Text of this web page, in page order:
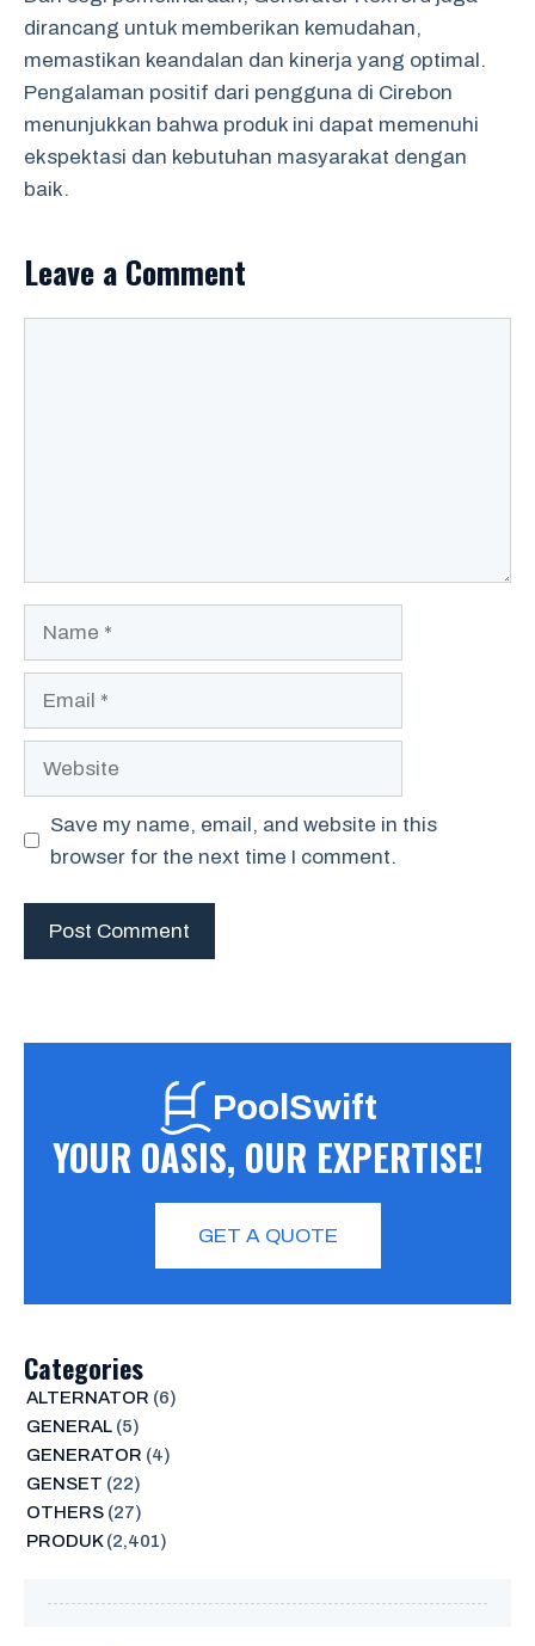
dirancang untuk memberikan kemudahan,
memastikan keandalan dan kinerja yang optimal.
Pengalaman positif dari pengguna di Cirebon
menunjukkan bahwa produk ini dapat memenuhi
ekspektasi dan kebutuhan masyarakat dengan
baik.
Leave a Comment
Save my name, email, and website in this
browser for the next time I comment.
PoolSwift
YOUR OASIS, OUR EXPERTISE!
GET A QUOTE
Categories
ALTERNATOR (6)
GENERAL(5)
GENERATOR (4)
GENSET (22)
OTHERS(27)
PRODUK(2,401)